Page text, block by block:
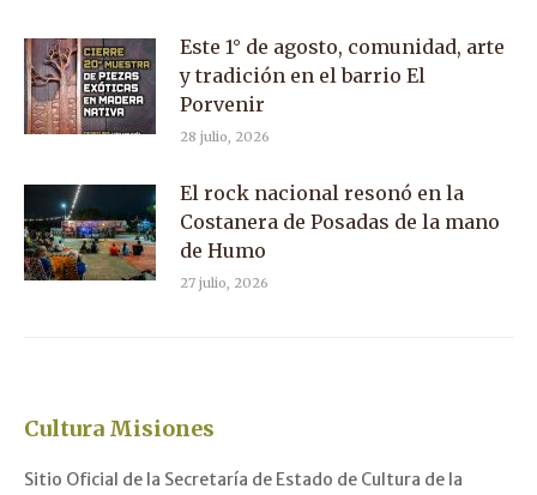
Este 1° de agosto, comunidad, arte
y tradición en el barrio El
Porvenir
28 julio, 2026
El rock nacional resonó en la
Costanera de Posadas de la mano
de Humo
27 julio, 2026
Cultura Misiones
Sitio Oficial de la Secretaría de Estado de Cultura de la